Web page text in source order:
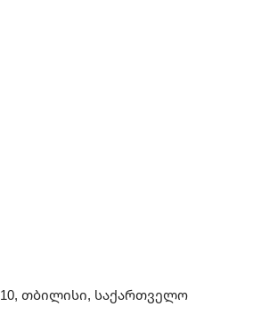
თბილისი, საქართველო